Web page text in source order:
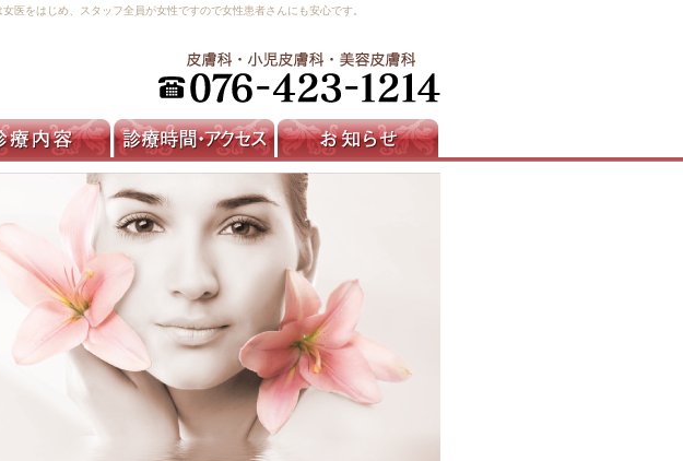
医をはじめ、スタッフ全員が女性ですので女性患者さんにも安心です。